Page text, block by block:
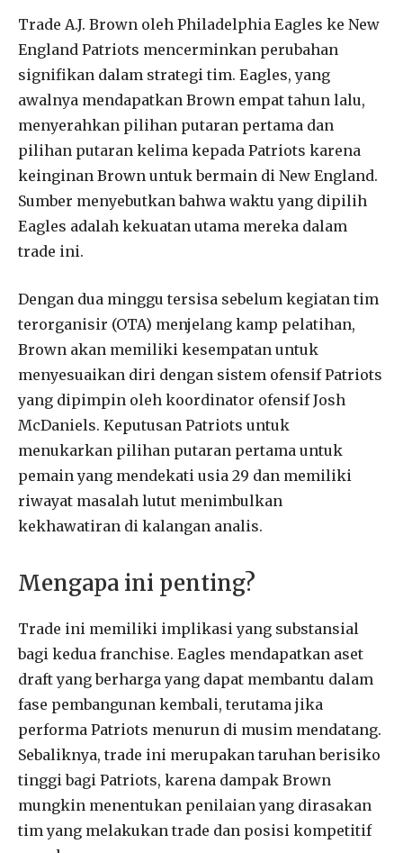
Trade A.J. Brown oleh Philadelphia Eagles ke New
England Patriots mencerminkan perubahan
signifikan dalam strategi tim. Eagles, yang
awalnya mendapatkan Brown empat tahun lalu,
menyerahkan pilihan putaran pertama dan
pilihan putaran kelima kepada Patriots karena
keinginan Brown untuk bermain di New England.
Sumber menyebutkan bahwa waktu yang dipilih
Eagles adalah kekuatan utama mereka dalam
trade ini.
Dengan dua minggu tersisa sebelum kegiatan tim
terorganisir (OTA) menjelang kamp pelatihan,
Brown akan memiliki kesempatan untuk
menyesuaikan diri dengan sistem ofensif Patriots
yang dipimpin oleh koordinator ofensif Josh
McDaniels. Keputusan Patriots untuk
menukarkan pilihan putaran pertama untuk
pemain yang mendekati usia 29 dan memiliki
riwayat masalah lutut menimbulkan
kekhawatiran di kalangan analis.
Mengapa ini penting?
Trade ini memiliki implikasi yang substansial
bagi kedua franchise. Eagles mendapatkan aset
draft yang berharga yang dapat membantu dalam
fase pembangunan kembali, terutama jika
performa Patriots menurun di musim mendatang.
Sebaliknya, trade ini merupakan taruhan berisiko
tinggi bagi Patriots, karena dampak Brown
mungkin menentukan penilaian yang dirasakan
tim yang melakukan trade dan posisi kompetitif